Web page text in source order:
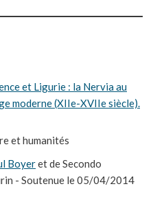
et Ligurie : la Nervia au
moderne (XIIe-XVIIe siècle).
et humanités
Boyeret de Secondo
- Soutenue le 05/04/2014